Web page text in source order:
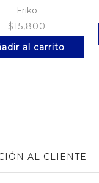
Friko
$15,800
al carrito
AL CLIENTE